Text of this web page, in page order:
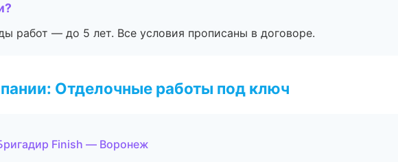
работ — до 5 лет. Все условия прописаны в договоре.
Отделочные работы под ключ
Finish — Воронеж